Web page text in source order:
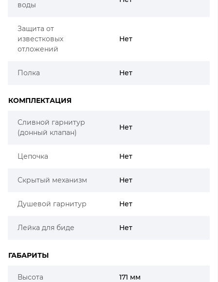
воды
Защита от
известковых
отложений
Нет
Полка Нет
КОМПЛЕКТАЦИЯ
Сливной гарнитур
(донный клапан)
Нет
Цепочка Нет
Скрытый механизм Нет
Душевой гарнитур Нет
Лейка для биде Нет
ГАБАРИТЫ
Высота 171 мм